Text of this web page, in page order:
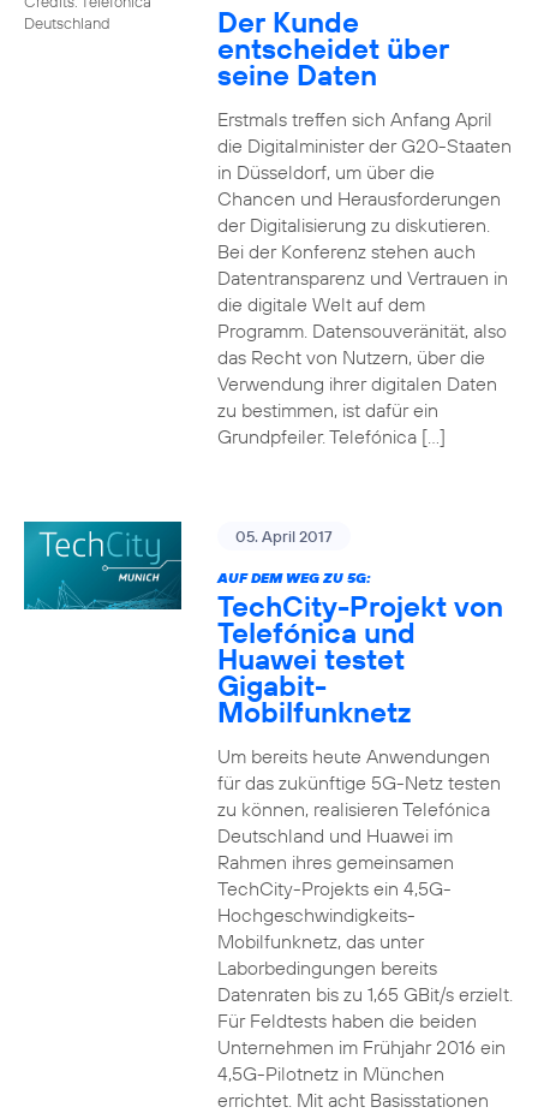
Deutschland
Der Kunde
entscheidet über
seine Daten
Erstmals treffen sich Anfang April
die Digitalminister der G20-Staaten
in Düsseldorf, um über die
Chancen und Herausforderungen
der Digitalisierung zu diskutieren.
Bei der Konferenz stehen auch
Datentransparenz und Vertrauen in
die digitale Welt auf dem
Programm. Datensouveränität, also
das Recht von Nutzern, über die
Verwendung ihrer digitalen Daten
zu bestimmen, ist dafür ein
Grundpfeiler. Telefónica […]
05. April 2017
AUF DEM WEG ZU 5G:
TechCity-Projekt von
Telefónica und
Huawei testet
Gigabit-
Mobilfunknetz
Um bereits heute Anwendungen
für das zukünftige 5G-Netz testen
zu können, realisieren Telefónica
Deutschland und Huawei im
Rahmen ihres gemeinsamen
TechCity-Projekts ein 4,5G-
Hochgeschwindigkeits-
Mobilfunknetz, das unter
Laborbedingungen bereits
Datenraten bis zu 1,65 GBit/s erzielt.
Für Feldtests haben die beiden
Unternehmen im Frühjahr 2016 ein
4,5G-Pilotnetz in München
errichtet. Mit acht Basisstationen